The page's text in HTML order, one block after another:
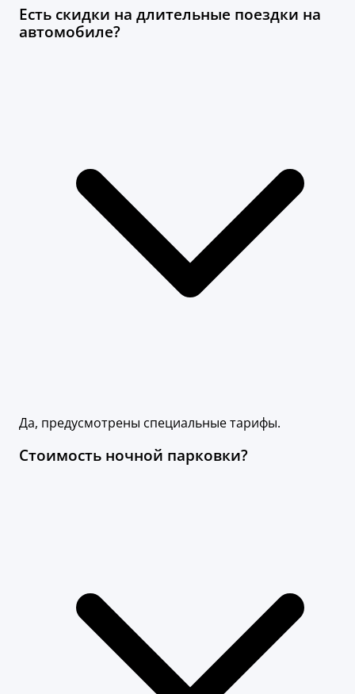
Есть скидки на длительные поездки на
автомобиле?
Да, предусмотрены специальные тарифы.
Стоимость ночной парковки?